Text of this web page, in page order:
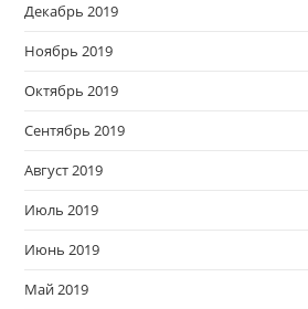
Декабрь 2019
Ноябрь 2019
Октябрь 2019
Сентябрь 2019
Август 2019
Июль 2019
Июнь 2019
Май 2019